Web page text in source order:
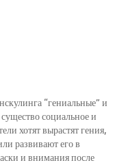
“гениальные” и
социальное и
хотят вырастят гения,
развивают его в
и внимания после